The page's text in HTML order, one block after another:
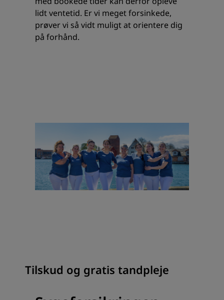
lidt ventetid. Er vi meget forsinkede,
prøver vi så vidt muligt at orientere dig
på forhånd.
Tilskud og gratis tandpleje